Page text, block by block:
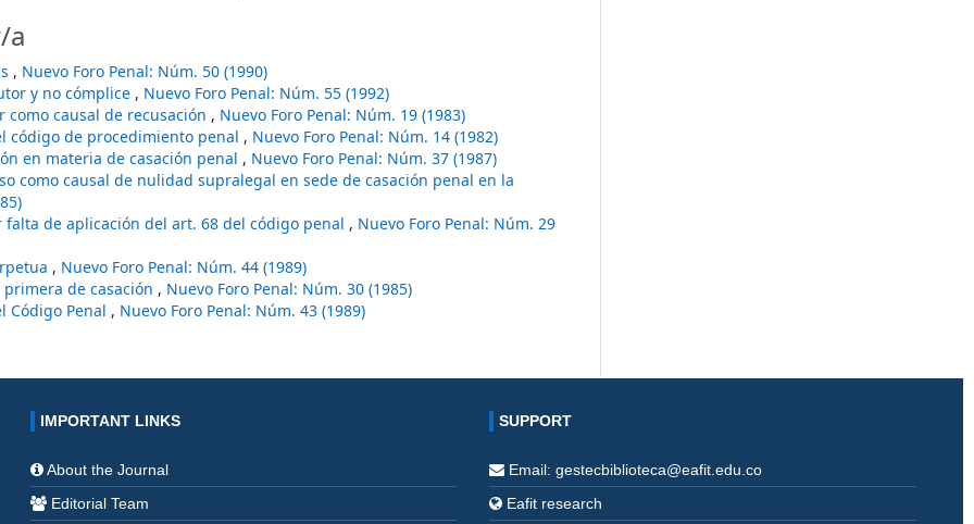
a
, Nuevo Foro Penal: Núm. 50 (1990)
y no cómplice , Nuevo Foro Penal: Núm. 55 (1992)
causal de recusación , Nuevo Foro Penal: Núm. 19 (1983)
código de procedimiento penal , Nuevo Foro Penal: Núm. 14 (1982)
en materia de casación penal , Nuevo Foro Penal: Núm. 37 (1987)
como causal de nulidad supralegal en sede de casación penal en la
de aplicación del art. 68 del código penal , Nuevo Foro Penal: Núm. 29
, Nuevo Foro Penal: Núm. 44 (1989)
de casación , Nuevo Foro Penal: Núm. 30 (1985)
Código Penal , Nuevo Foro Penal: Núm. 43 (1989)
IMPORTANT LINKS
About the Journal
Editorial Team
SUPPORT
Email: gestecbiblioteca@eafit.edu.co
Eafit research